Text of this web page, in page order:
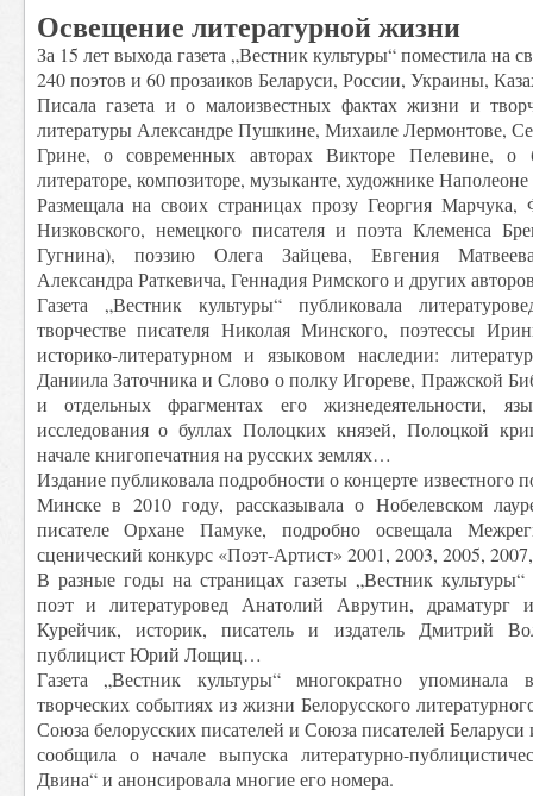
Освещение литературной жизни
За 15 лет выхода газета „Вестник культуры“ поместила на
240 поэтов и 60 прозаиков Беларуси, России, Украины,
Писала газета и о малоизвестных фактах жизни и
литературы Александре Пушкине, Михаиле Лермонтове,
Грине, о современных авторах Викторе Пелевине, о
литераторе, композиторе, музыканте, художнике
Размещала на своих страницах прозу Георгия
Низковского, немецкого писателя и поэта Клеменса
Гугнина), поэзию Олега Зайцева, Евгения
Александра Раткевича, Геннадия Римского и других
Газета „Вестник культуры“ публиковала
творчестве писателя Николая Минского, поэтессы
историко-литературном и языковом наследии:
Даниила Заточника и Слово о полку Игореве, Пражской
и отдельных фрагментах его жизнедеятельности,
исследования о буллах Полоцких князей, Полоцкой
начале книгопечатния на русских землях…
Издание публиковала подробности о концерте известного
Минске в 2010 году, рассказывала о Нобелевском
писателе Орхане Памуке, подробно освещала
сценический конкурс «Поэт-Артист» 2001, 2003, 2005,
В разные годы на страницах газеты „Вестник культуры“
поэт и литературовед Анатолий Аврутин, драматург
Курейчик, историк, писатель и издатель Дмитрий
публицист Юрий Лощиц…
Газета „Вестник культуры“ многократно
творческих событиях из жизни Белорусского
Союза белорусских писателей и Союза писателей
сообщила о начале выпуска литературно-
Двина“ и анонсировала многие его номера.